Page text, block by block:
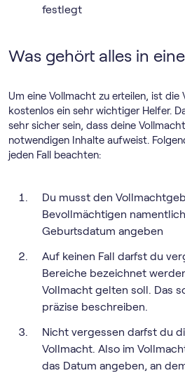
festlegt
Was gehört alles in
Um eine Vollmacht zu erteilen, ist die
kostenlos ein sehr wichtiger Helfer.
sehr sicher sein, dass deine
notwendigen Inhalte aufweist.
jeden Fall beachten:
Du musst den
Bevollmächtigen
Geburtsdatum angeben
Auf keinen Fall darfst du
Bereiche bezeichnet
Vollmacht gelten soll. Das
präzise beschreiben.
Nicht vergessen darfst du
Vollmacht. Also im
das Datum angeben, an